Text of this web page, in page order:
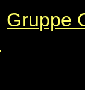
Gruppe